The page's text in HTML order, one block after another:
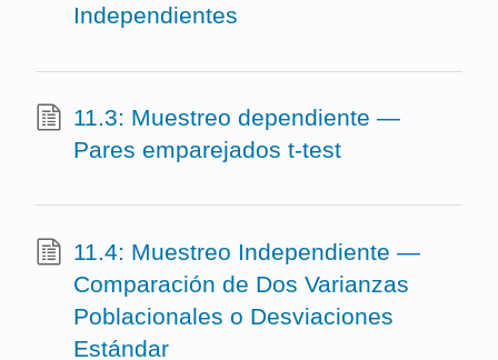
Independientes
11.3: Muestreo dependiente —
Pares emparejados t‐test
11.4: Muestreo Independiente —
Comparación de Dos Varianzas
Poblacionales o Desviaciones
Estándar